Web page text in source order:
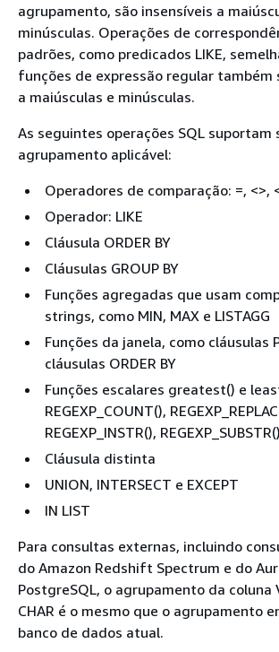
agrupamento, são insensíveis a
minúsculas. Operações de
padrões, como predicados LIKE,
funções de expressão regular também
a maiúsculas e minúsculas.
As seguintes operações SQL suportam
agrupamento aplicável:
Operadores de comparação: =, <>,
Operador: LIKE
Cláusula ORDER BY
Cláusulas GROUP BY
Funções agregadas que usam
strings, como MIN, MAX e LISTAGG
Funções da janela, como cláusulas
cláusulas ORDER BY
Funções escalares greatest() e
REGEXP_COUNT(),
REGEXP_INSTR(), REGEXP_SUBSTR()
Cláusula distinta
UNION, INTERSECT e EXCEPT
IN LIST
Para consultas externas, incluindo
do Amazon Redshift Spectrum e do
PostgreSQL, o agrupamento da coluna
CHAR é o mesmo que o agrupamento
banco de dados atual.